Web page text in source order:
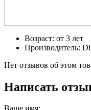
Возраст: от 3 лет
Производитель:
Нет отзывов об этом
Написать